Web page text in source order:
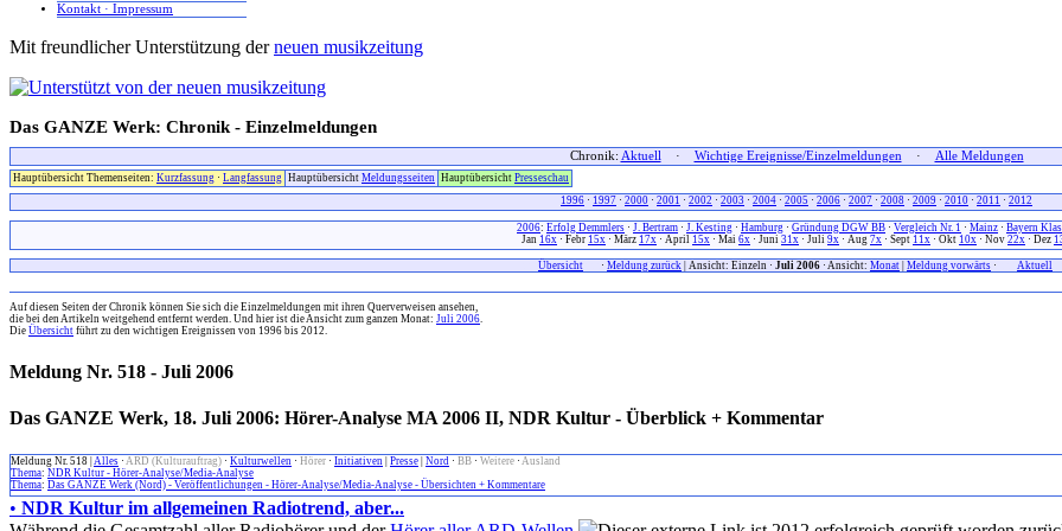
Kontakt · Impressum
Mit freundlicher Unterstützung derneuen musikzeitung
Das GANZE Werk: Chronik - Einzelmeldungen
Chronik: Aktuell · Wichtige Ereignisse/Einzelmeldungen · Alle Meldungen
Hauptübersicht Themenseiten: Kurzfassung · Langfassung Hauptübersicht Meldungsseiten Hauptübersicht Presseschau
1996 · 1997 · 2000 · 2001 · 2002 · 2003 · 2004 · 2005 · 2006 · 2007 · 2008 · 2009 · 2010 · 2011 · 2012
2006: Erfolg Demmlers · J. Bertram · J. Kesting · Hamburg · Gründung DGW BB · Vergleich Nr. 1 · Mainz · Bayern
Jan 16x · Febr 15x · März 17x · April 15x · Mai 6x · Juni 31x · Juli 9x · Aug 7x · Sept 11x · Okt 10x · Nov 22x · Dez
Übersicht · Meldung zurück | Ansicht: Einzeln · Juli 2006 · Ansicht: Monat Meldung vorwärts · Aktuell
Auf diesen Seiten der Chronik können Sie sich die Einzelmeldungen mit ihren Querverweisen ansehen,
die bei den Artikeln weitgehend entfernt werden. Und hier ist die Ansicht zum ganzen Monat: Juli 2006
Die Übersicht führt zu den wichtigen Ereignissen von 1996 bis 2012.
Meldung Nr. 518 - Juli 2006
Das GANZE Werk, 18. Juli 2006: Hörer-Analyse MA 2006 II, NDR Kultur - Überblick + Kommentar
Meldung Nr. 518 | Alles · ARD (Kulturauftrag) · Kulturwellen · Hörer · Initiativen Presse Nord · BB · Weitere · Ausland
Thema: NDR Kultur - Hörer-Analyse/Media-Analyse
Thema: Das GANZE Werk (Nord) - Veröffentlichungen - Hörer-Analyse/Media-Analyse - Übersichten + Kommentare
• NDR Kultur im allgemeinen Radiotrend, aber...